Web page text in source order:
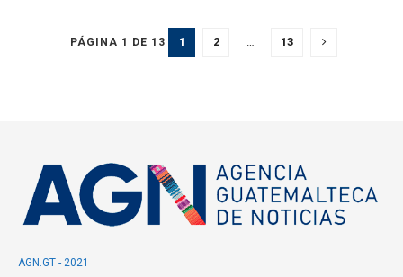
PÁGINA 1 DE 13 1 2 13
AGN.GT - 2021